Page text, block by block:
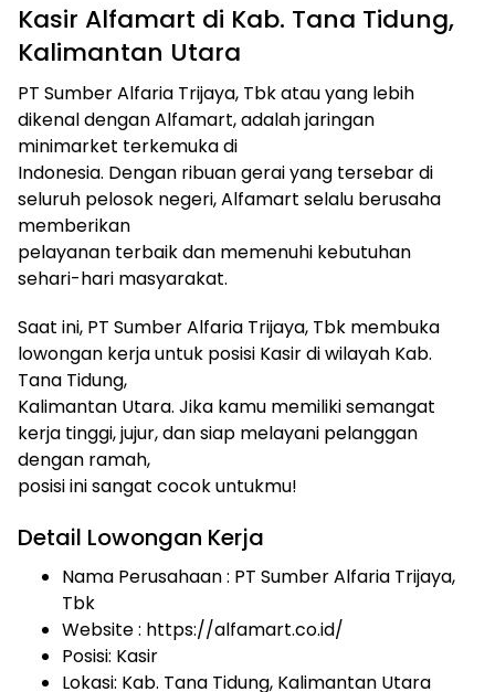
Kasir Alfamart di Kab. Tana Tidung,
Kalimantan Utara
PT Sumber Alfaria Trijaya, Tbk atau yang lebih
dikenal dengan Alfamart, adalah jaringan
minimarket terkemuka di
Indonesia. Dengan ribuan gerai yang tersebar di
seluruh pelosok negeri, Alfamart selalu berusaha
memberikan
pelayanan terbaik dan memenuhi kebutuhan
sehari-hari masyarakat.
Saat ini, PT Sumber Alfaria Trijaya, Tbk membuka
lowongan kerja untuk posisi Kasir di wilayah Kab.
Tana Tidung,
Kalimantan Utara. Jika kamu memiliki semangat
kerja tinggi, jujur, dan siap melayani pelanggan
dengan ramah,
posisi ini sangat cocok untukmu!
Detail Lowongan Kerja
Nama Perusahaan : PT Sumber Alfaria Trijaya,
Tbk
Website : https://alfamart.co.id/
Posisi: Kasir
Lokasi: Kab. Tana Tidung, Kalimantan Utara